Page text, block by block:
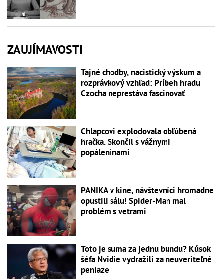
ZAUJÍMAVOSTI
Tajné chodby, nacistický výskum a
rozprávkový vzhľad: Príbeh hradu
Czocha neprestáva fascinovať
Chlapcovi explodovala obľúbená
hračka. Skončil s vážnymi
popáleninami
PANIKA v kine, návštevníci hromadne
opustili sálu! Spider-Man mal
problém s vetrami
Toto je suma za jednu bundu? Kúsok
šéfa Nvidie vydražili za neuveriteľné
peniaze